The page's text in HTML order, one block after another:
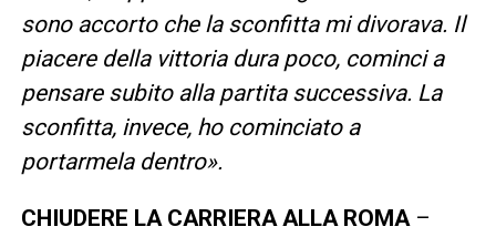
sono accorto che la sconfitta mi divorava. Il
piacere della vittoria dura poco, cominci a
pensare subito alla partita successiva. La
sconfitta, invece, ho cominciato a
portarmela dentro».
CHIUDERE LA CARRIERA ALLA ROMA–